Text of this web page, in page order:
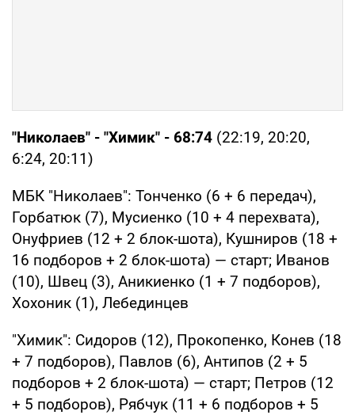
"Николаев" - "Химик" - 68:74 (22:19, 20:20,
6:24, 20:11)
МБК "Николаев": Тонченко (6 + 6 передач),
Горбатюк (7), Мусиенко (10 + 4 перехвата),
Онуфриев (12 + 2 блок-шота), Кушниров (18 +
16 подборов + 2 блок-шота) — старт; Иванов
(10), Швец (3), Аникиенко (1 + 7 подборов),
Хохоник (1), Лебединцев
"Химик": Сидоров (12), Прокопенко, Конев (18
+ 7 подборов), Павлов (6), Антипов (2 + 5
подборов + 2 блок-шота) — старт; Петров (12
+ 5 подборов), Рябчук (11 + 6 подборов + 5